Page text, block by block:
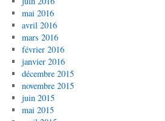
mai 2016
avril 2016
mars 2016
février 2016
janvier 2016
décembre 2015
novembre 2015
juin 2015
mai 2015